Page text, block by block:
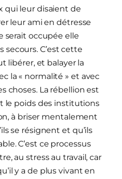
qui leur disaient de
leur ami en détresse
serait occupée elle
C’est cette
libérer, et balayer la
la « normalité » et avec
choses. La rébellion est
le poids des institutions
à briser mentalement
se résignent et qu’ils
C’est ce processus
au stress au travail, car
y a de plus vivant en